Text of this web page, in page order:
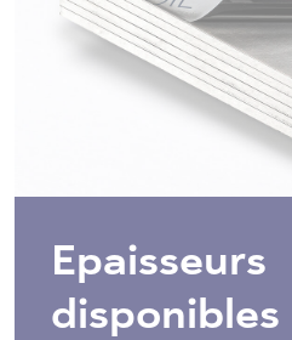
Epaisseurs
disponibles